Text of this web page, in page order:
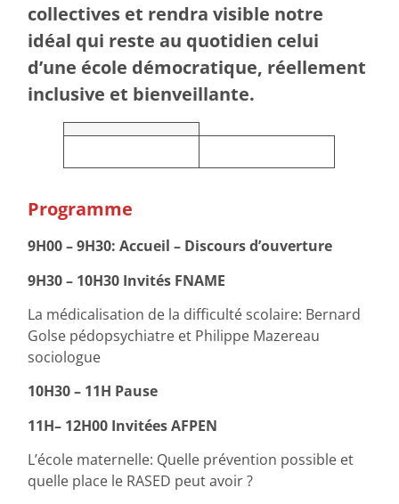
collectives et rendra visible notre
idéal qui reste au quotidien celui
d’une école démocratique, réellement
inclusive et bienveillante.
Programme
9H00 – 9H30: Accueil – Discours d’ouverture
9H30 – 10H30 Invités FNAME
La médicalisation de la difficulté scolaire: Bernard
Golse pédopsychiatre et Philippe Mazereau
sociologue
10H30 – 11H Pause
11H– 12H00 Invitées AFPEN
L’école maternelle: Quelle prévention possible et
quelle place le RASED peut avoir ?